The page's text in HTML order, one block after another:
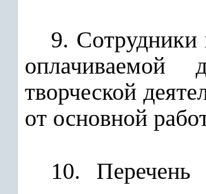
9. Сотрудники
оплачиваемой
творческой
от основной
10.
Перечень